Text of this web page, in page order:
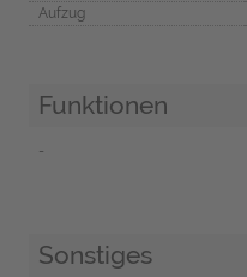
Aufzug
Funktionen
-
Sonstiges